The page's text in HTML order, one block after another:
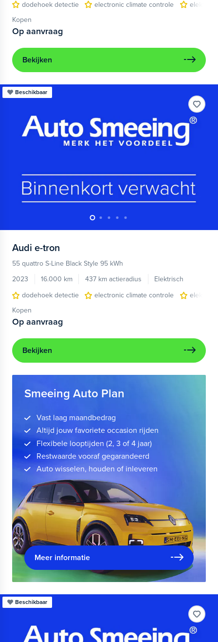
dodehoek detectie
electronic climate controle
Kopen
Op aanvraag
Bekijken
Beschikbaar
Audi e-tron
55 quattro S-Line Black Style 95 kWh
2023
16.000 km 437 km actieradius
Elektrisch
dodehoek detectie
electronic climate controle
Kopen
Op aanvraag
Bekijken
Smeeing Auto Plan
Vast laag maandbedrag
Altijd jouw favoriete occasion rijden
Flexibele looptijden (2, 3 of 4 jaar)
Restwaarde vooraf gegarandeerd
Auto wisselen, houden of inleveren
Meer informatie
Beschikbaar